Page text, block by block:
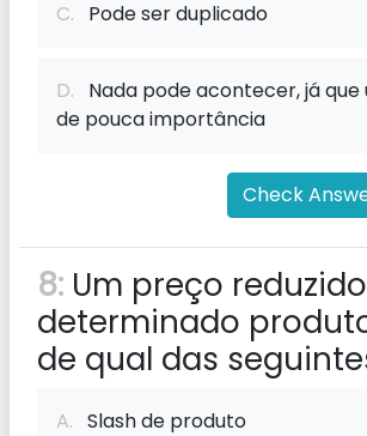
C. Pode ser duplicado
D. Nada pode acontecer, já
de pouca importância
Check
8: Um preço
determinado
de qual das
A. Slash de produto